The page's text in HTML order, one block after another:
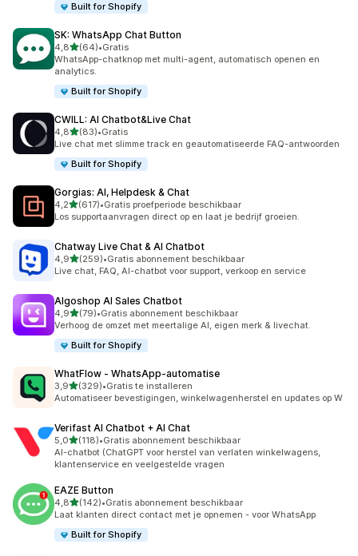
Built for Shopify
SK: WhatsApp Chat Button
4,8van 5 sterren
(64)
64 recensies in totaal
•Gratis
WhatsApp-chatknop met multi-agent, automatisch openen en
analytics.
Built for Shopify
CWILL: AI Chatbot&Live Chat
4,8van 5 sterren
(83)
83 recensies in totaal
•Gratis
Live chat met slimme track en geautomatiseerde FAQ-antwoorden
Built for Shopify
Gorgias: AI, Helpdesk & Chat
4,2van 5 sterren
(617)
617 recensies in totaal
•Gratis proefperiode beschikbaar
Los supportaanvragen direct op en laat je bedrijf groeien.
Chatway Live Chat & AI Chatbot
4,9van 5 sterren
(259)
259 recensies in totaal
•Gratis abonnement beschikbaar
Live chat, FAQ, AI-chatbot voor support, verkoop en service
Algoshop AI Sales Chatbot
4,9van 5 sterren
(79)
79 recensies in totaal
•Gratis abonnement beschikbaar
Verhoog de omzet met meertalige AI, eigen merk & livechat.
Built for Shopify
WhatFlow ‑ WhatsApp‑automatise
3,9van 5 sterren
(329)
329 recensies in totaal
•Gratis te installeren
Automatiseer bevestigingen, winkelwagenherstel en updates op W
Verifast AI Chatbot + AI Chat
5,0van 5 sterren
(118)
118 recensies in totaal
•Gratis abonnement beschikbaar
AI-chatbot (ChatGPT voor herstel van verlaten winkelwagens,
klantenservice en veelgestelde vragen
EAZE Button
4,8van 5 sterren
(142)
142 recensies in totaal
•Gratis abonnement beschikbaar
Laat klanten direct contact met je opnemen - voor WhatsApp
Built for Shopify